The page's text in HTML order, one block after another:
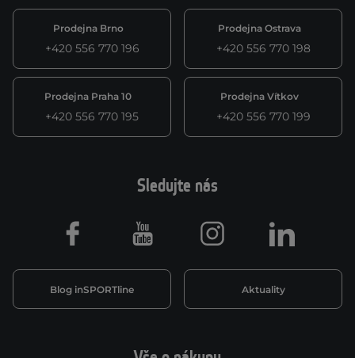
Prodejna Brno
+420 556 770 196
Prodejna Ostrava
+420 556 770 198
Prodejna Praha 10
+420 556 770 195
Prodejna Vítkov
+420 556 770 199
Sledujte nás
Blog inSPORTline Aktuality
Facebook Youtube Instagram LinkedIn